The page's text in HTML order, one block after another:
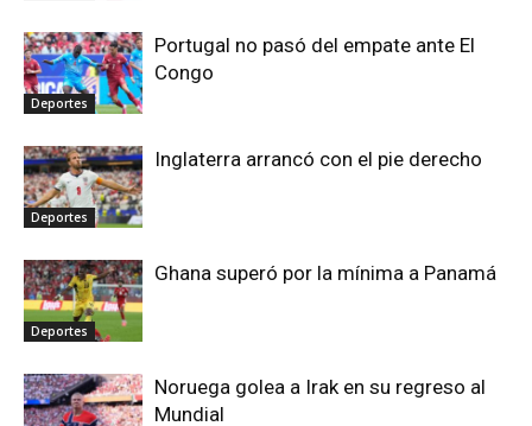
Deportes
Portugal no pasó del empate ante El
Congo
Deportes
Inglaterra arrancó con el pie derecho
Deportes
Ghana superó por la mínima a Panamá
Noruega golea a Irak en su regreso al
Mundial